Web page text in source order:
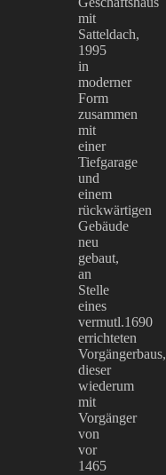
mit
Satteldach,
1995
in
moderner
Form
zusammen
mit
einer
Tiefgarage
und
einem
rückwärtigen
Gebäude
neu
gebaut,
an
Stelle
eines
vermutl.1690
errichteten
Vorgängerbaus,
dieser
wiederum
mit
Vorgänger
von
vor
1465